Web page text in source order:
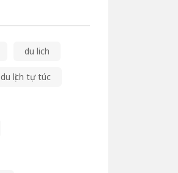
du lich
du lịch tự túc